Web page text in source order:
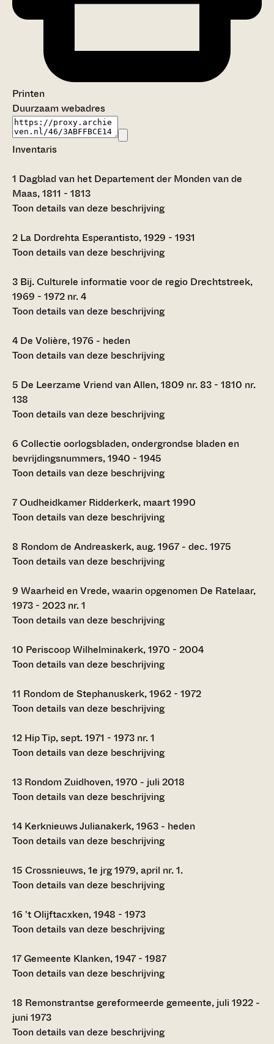
Printen
Duurzaam webadres
Inventaris
1 Dagblad van het Departement der Monden van de
Maas, 1811 - 1813
Toon details van deze beschrijving
2 La Dordrehta Esperantisto, 1929 - 1931
Toon details van deze beschrijving
3 Bij. Culturele informatie voor de regio Drechtstreek,
1969 - 1972 nr. 4
Toon details van deze beschrijving
4 De Volière, 1976 - heden
Toon details van deze beschrijving
5 De Leerzame Vriend van Allen, 1809 nr. 83 - 1810 nr.
138
Toon details van deze beschrijving
6 Collectie oorlogsbladen, ondergrondse bladen en
bevrijdingsnummers, 1940 - 1945
Toon details van deze beschrijving
7Oudheidkamer Ridderkerk, maart 1990
Toon details van deze beschrijving
8 Rondom de Andreaskerk, aug. 1967 - dec. 1975
Toon details van deze beschrijving
9 Waarheid en Vrede, waarin opgenomen De Ratelaar,
1973 - 2023 nr. 1
Toon details van deze beschrijving
10 Periscoop Wilhelminakerk, 1970 - 2004
Toon details van deze beschrijving
11 Rondom de Stephanuskerk, 1962 - 1972
Toon details van deze beschrijving
12 Hip Tip, sept. 1971 - 1973 nr. 1
Toon details van deze beschrijving
13 Rondom Zuidhoven, 1970 - juli 2018
Toon details van deze beschrijving
14 Kerknieuws Julianakerk, 1963 - heden
Toon details van deze beschrijving
15 Crossnieuws, 1e jrg 1979, april nr. 1.
Toon details van deze beschrijving
16 't Olijftacxken, 1948 - 1973
Toon details van deze beschrijving
17Gemeente Klanken, 1947 - 1987
Toon details van deze beschrijving
18 Remonstrantse gereformeerde gemeente, juli 1922 -
juni 1973
Toon details van deze beschrijving